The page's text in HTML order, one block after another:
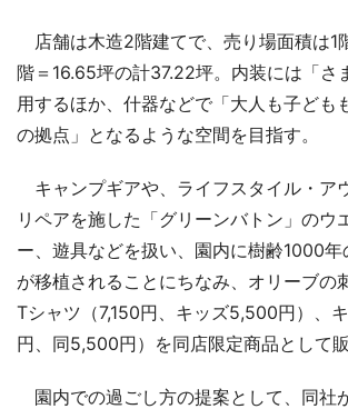
店舗は木造2階建てで、売り場面積は1
階＝16.65坪の計37.22坪。内装には「さ
用するほか、什器などで「大人も子ども
の拠点」となるような空間を目指す。
キャンプギアや、ライフスタイル・ア
リペアを施した「グリーンバトン」のウ
ー、遊具などを扱い、園内に樹齢1000年
が移植されることにちなみ、オリーブの
Tシャツ（7,150円、キッズ5,500円）、
円、同5,500円）を同店限定商品として販
園内での過ごし方の提案として、同社